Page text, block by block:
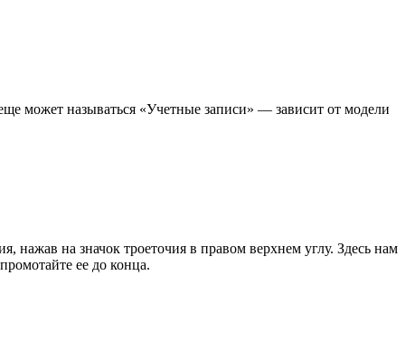
может называться «Учетные записи» — зависит от модели
нажав на значок троеточия в правом верхнем углу. Здесь нам
ее до конца.